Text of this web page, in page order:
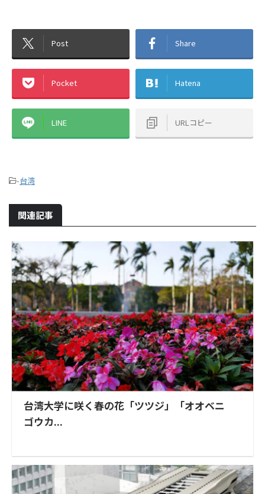
Post Share
Pocket Hatena
LINE URLコピー
-台湾
関連記事
台湾大学に咲く春の花「ツツジ」「オオベニ
ゴウカ...